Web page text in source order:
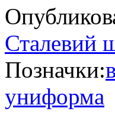
Сталевий
Позначки:
униформа